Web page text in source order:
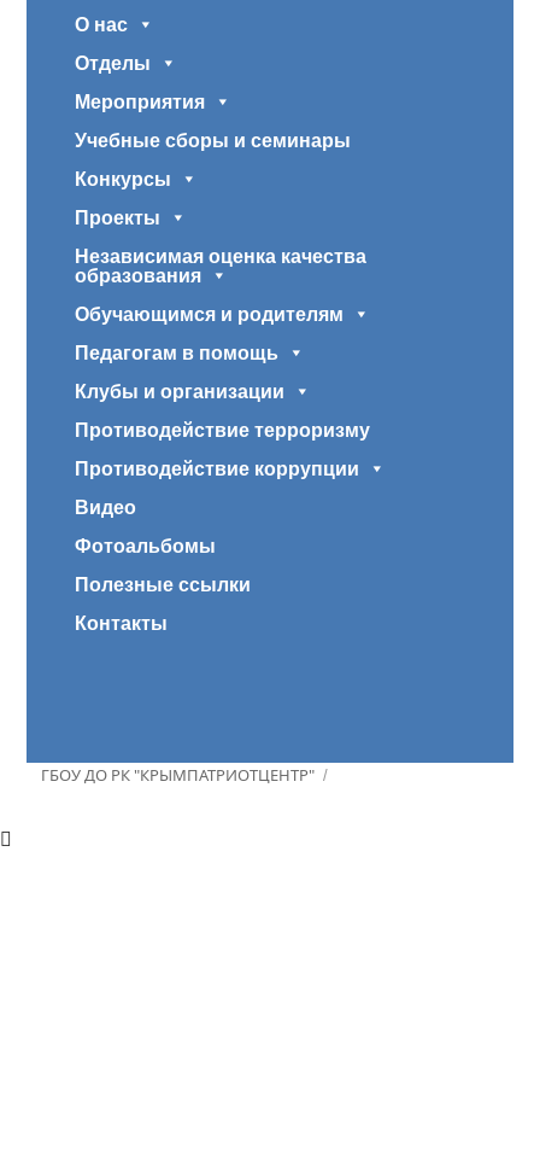
О нас
Отделы
Мероприятия
Учебные сборы и семинары
Конкурсы
Проекты
Независимая оценка качества
образования
Обучающимся и родителям
Педагогам в помощь
Клубы и организации
Противодействие терроризму
Противодействие коррупции
Видео
Фотоальбомы
Полезные ссылки
Контакты
ГБОУ ДО РК "КРЫМПАТРИОТЦЕНТР"